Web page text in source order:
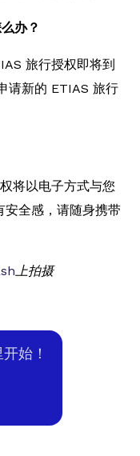
办？
旅行授权即将到
请新的 ETIAS 旅行
将以电子方式与您
安全感，请随身携带
上拍摄
始！